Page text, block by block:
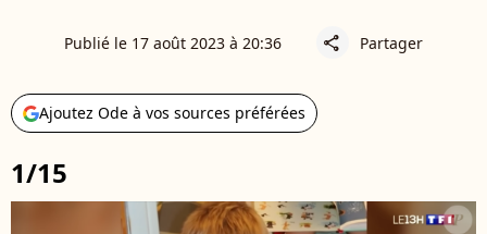
Publié le 17 août 2023 à 20:36 share Partager
Ajoutez Ode à vos sources préférées
1/15